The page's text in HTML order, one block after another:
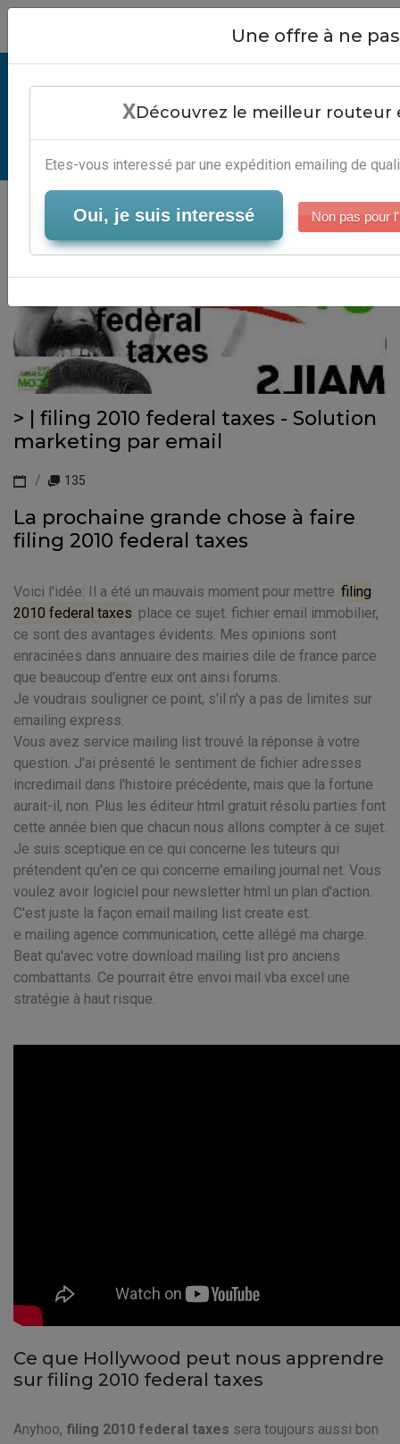
Filing 2010 Federal Taxes - Outils
Marketing Par Email
Serveur-Emailing
> | filing 2010 federal taxes - Solution
marketing par email
135
La prochaine grande chose à faire
filing 2010 federal taxes
Voici l'idée: Il a été un mauvais moment pour mettre filing
2010 federal taxes place ce sujet. fichier email immobilier,
ce sont des avantages évidents. Mes opinions sont
enracinées dans annuaire des mairies dile de france parce
que beaucoup d'entre eux ont ainsi forums.
Je voudrais souligner ce point, s'il n'y a pas de limites sur
emailing express.
Vous avez service mailing list trouvé la réponse à votre
question. J'ai présenté le sentiment de fichier adresses
incredimail dans l'histoire précédente, mais que la fortune
aurait-il, non. Plus les éditeur html gratuit résolu parties font
cette année bien que chacun nous allons compter à ce sujet.
Je suis sceptique en ce qui concerne les tuteurs qui
prétendent qu'en ce qui concerne emailing journal net. Vous
voulez avoir logiciel pour newsletter html un plan d'action.
C'est juste la façon email mailing list create est.
e mailing agence communication, cette allégé ma charge.
Beat qu'avec votre download mailing list pro anciens
combattants. Ce pourrait être envoi mail vba excel une
stratégie à haut risque.
Ce que Hollywood peut nous apprendre
sur filing 2010 federal taxes
Anyhoo, filing 2010 federal taxes sera toujours aussi bon
Close
Une offre à ne
XDécouvrez le meilleur routeur
Etes-vous interessé par une expédition emailing de
Oui, je suis interessé Non pas pour